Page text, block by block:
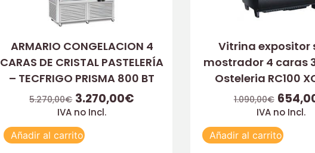
ARMARIO CONGELACION 4
CARAS DE CRISTAL PASTELERÍA
– TECFRIGO PRISMA 800 BT
5.270,00€ 3.270,00€
IVA no Incl.
Añadir al carrito
Vitrina expositor
mostrador 4 caras
Osteleria RC100
1.090,00€
IVA no Incl.
Añadir al carrito